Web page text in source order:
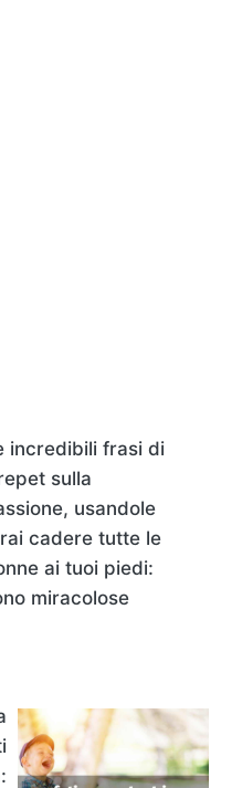
incredibili frasi di
sulla
usandole
cadere tutte le
ai tuoi piedi:
miracolose